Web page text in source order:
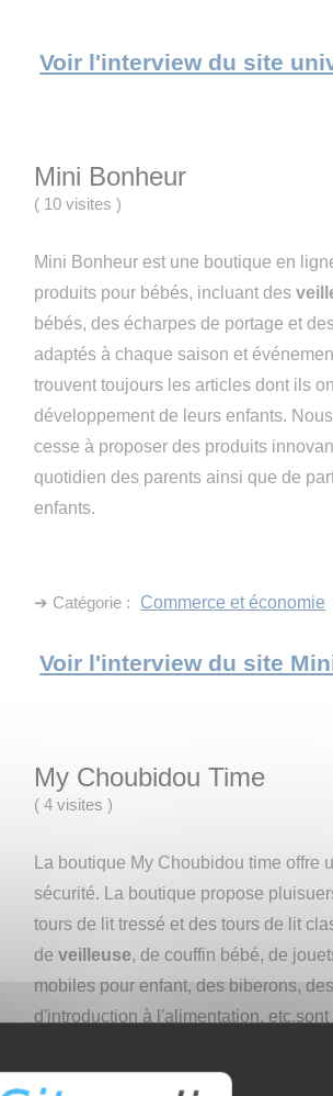
Voir l'interview du site
Mini Bonheur
( 10 visites)
Mini Bonheur est une boutique en
produits pour bébés, incluant des
bébés, des écharpes de portage et
adaptés à chaque saison et
trouvent toujours les articles dont ils
développement de leurs enfants.
cesse à proposer des produits
quotidien des parents ainsi que de
enfants.
➔ Catégorie : Commerce et économie
Voir l'interview du site
My Choubidou Time
( 4 visites)
La boutique My Choubidou time
sécurité. La boutique propose
tours de lit tressé et des tours de lit
deveilleuse, de couffin bébé, de
mobiles pour enfant, des biberons,
d'introduction à l'alimentation,